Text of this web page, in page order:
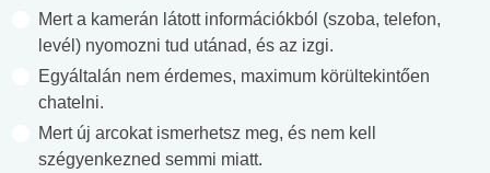
Mert a kamerán látott információkból (szoba, telefon,
levél) nyomozni tud utánad, és az izgi.
Egyáltalán nem érdemes, maximum körültekintően
chatelni.
Mert új arcokat ismerhetsz meg, és nem kell
szégyenkezned semmi miatt.